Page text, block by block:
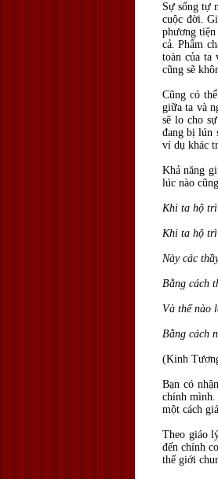
Sự sống tự
cuộc đời.
phương
cả. Phẩm
toàn của ta
cũng sẽ
Cũng có
giữa ta và
sẽ lo cho
đang bị lún
ví dụ khác
Khả năng
lúc nào
Khi ta hộ trì
Khi ta hộ trì
Này các
Bằng cách
Và thế nào
Bằng cách
(Kinh
Bạn có
chính mình.
một cách
Theo giáo
đến chính
thế giới